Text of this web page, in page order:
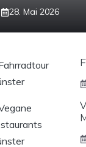
28. Mai 2026